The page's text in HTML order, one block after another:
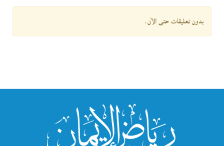
بدون تعليقات حتى الآن.